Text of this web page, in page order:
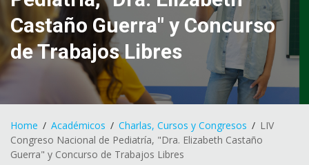
Castaño Guerra" y Concurso
de Trabajos Libres
Home Académicos Charlas, Cursos y Congresos
LIV
Congreso Nacional de Pediatría, "Dra. Elizabeth Castaño
Guerra" y Concurso de Trabajos Libres